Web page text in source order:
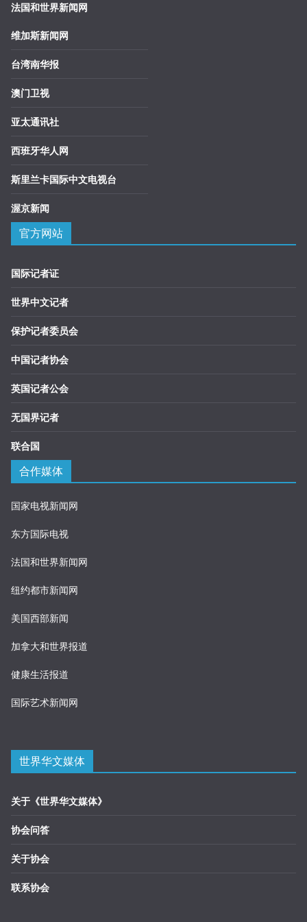
法国和世界新闻网
维加斯新闻网
台湾南华报
澳门卫视
亚太通讯社
西班牙华人网
斯里兰卡国际中文电视台
渥京新闻
官方网站
国际记者证
世界中文记者
保护记者委员会
中国记者协会
英国记者公会
无国界记者
联合国
合作媒体
国家电视新闻网
东方国际电视
法国和世界新闻网
纽约都市新闻网
美国西部新闻
加拿大和世界报道
健康生活报道
国际艺术新闻网
世界华文媒体
关于《世界华文媒体》
协会问答
关于协会
联系协会